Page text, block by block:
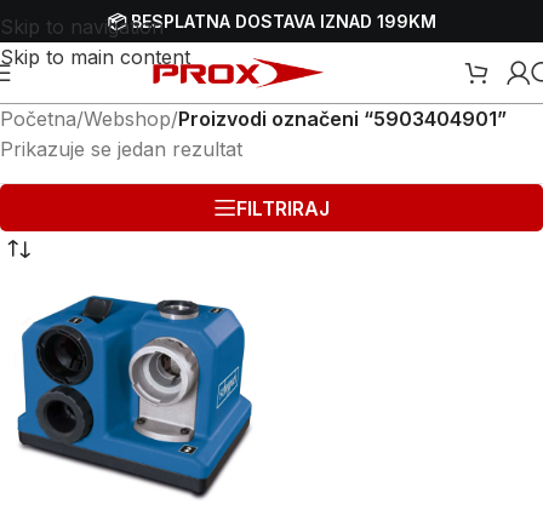
Skip to navigation
Skip to main content
📦 BESPLATNA DOSTAVA IZNAD 199KM
Početna/Webshop/Proizvodi označeni “5903404901”
Prikazuje se jedan rezultat
FILTRIRAJ